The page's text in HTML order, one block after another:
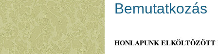
Bemutatkozás
HONLAPUNK